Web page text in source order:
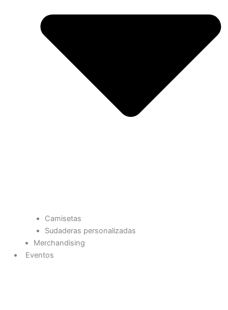
Camisetas
Sudaderas personalizadas
Merchandising
Eventos